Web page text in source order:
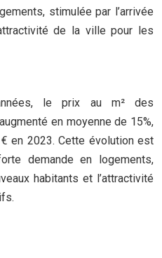
stimulée par l’arrivée
de la ville pour les
le prix au m² des
en moyenne de 15%,
en 2023. Cette évolution est
demande en logements,
habitants et l’attractivité